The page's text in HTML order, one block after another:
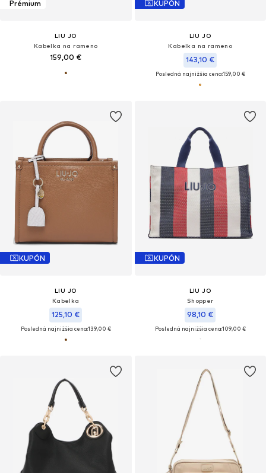
Prémium
LIU JO
Kabelka na rameno
159,00 €
KUPÓN
LIU JO
Kabelka na rameno
143,10 €
Posledná najnižšia cena:159,00 €
KUPÓN
LIU JO
Kabelka
125,10 €
Posledná najnižšia cena:139,00 €
KUPÓN
LIU JO
Shopper
98,10 €
Posledná najnižšia cena:109,00 €